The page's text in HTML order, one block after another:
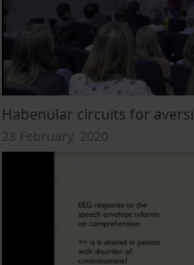
Habenular circuits for
28 February, 2020